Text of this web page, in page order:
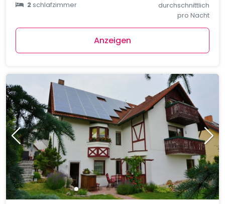
2schlafzimmer
durchschnittlich
pro Nacht
Anzeigen